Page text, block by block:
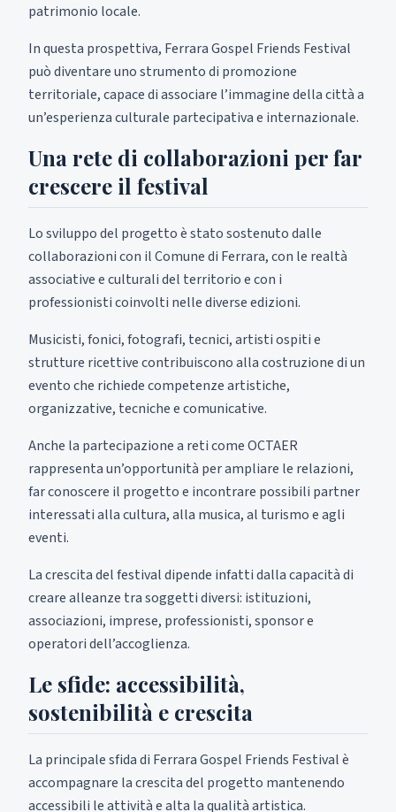
patrimonio locale.
In questa prospettiva, Ferrara Gospel Friends Festival
può diventare uno strumento di promozione
territoriale, capace di associare l’immagine della città a
un’esperienza culturale partecipativa e internazionale.
Una rete di collaborazioni per far
crescere il festival
Lo sviluppo del progetto è stato sostenuto dalle
collaborazioni con il Comune di Ferrara, con le realtà
associative e culturali del territorio e con i
professionisti coinvolti nelle diverse edizioni.
Musicisti, fonici, fotografi, tecnici, artisti ospiti e
strutture ricettive contribuiscono alla costruzione di un
evento che richiede competenze artistiche,
organizzative, tecniche e comunicative.
Anche la partecipazione a reti come OCTAER
rappresenta un’opportunità per ampliare le relazioni,
far conoscere il progetto e incontrare possibili partner
interessati alla cultura, alla musica, al turismo e agli
eventi.
La crescita del festival dipende infatti dalla capacità di
creare alleanze tra soggetti diversi: istituzioni,
associazioni, imprese, professionisti, sponsor e
operatori dell’accoglienza.
Le sfide: accessibilità,
sostenibilità e crescita
La principale sfida di Ferrara Gospel Friends Festival è
accompagnare la crescita del progetto mantenendo
accessibili le attività e alta la qualità artistica.